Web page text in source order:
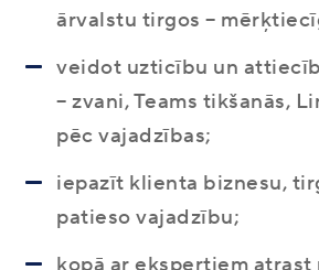
ārvalstu tirgos –
veidot uzticību un
– zvani, Teams tikšanās,
pēc vajadzības;
iepazīt klienta biznesu,
patieso vajadzību;
kopā ar ekspertiem atrast